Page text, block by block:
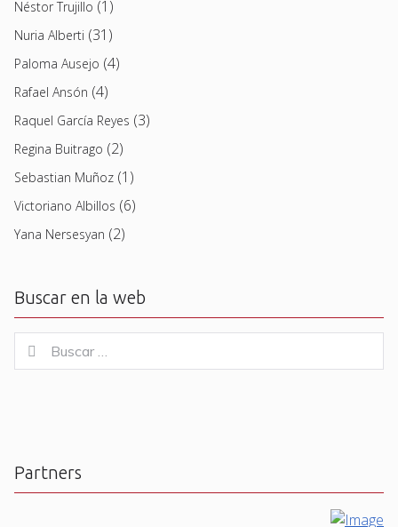
Néstor Trujillo (1)
Nuria Alberti (31)
Paloma Ausejo (4)
Rafael Ansón (4)
Raquel García Reyes (3)
Regina Buitrago (2)
Sebastian Muñoz (1)
Victoriano Albillos (6)
Yana Nersesyan (2)
Buscar en la web
for:
Buscar
Partners